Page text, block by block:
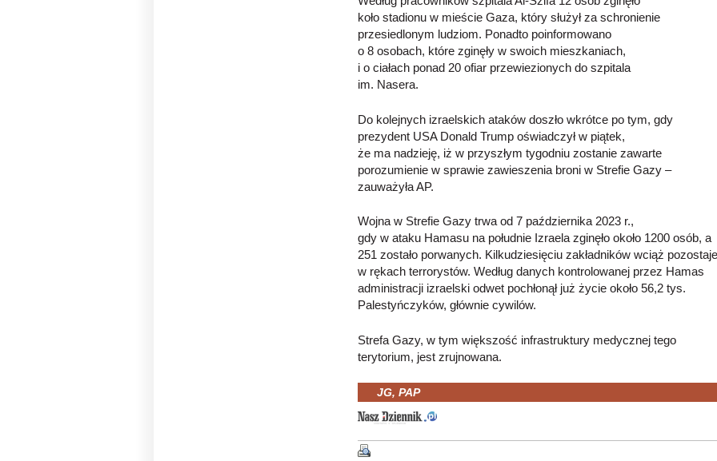
koło stadionu w mieście Gaza, który służył za schronienie
przesiedlonym ludziom. Ponadto poinformowano
o 8 osobach, które zginęły w swoich mieszkaniach,
i o ciałach ponad 20 ofiar przewiezionych do szpitala
im. Nasera.
Do kolejnych izraelskich ataków doszło wkrótce po tym, gdy
prezydent USA Donald Trump oświadczył w piątek,
że ma nadzieję, iż w przyszłym tygodniu zostanie zawarte
porozumienie w sprawie zawieszenia broni w Strefie Gazy –
zauważyła AP.
Wojna w Strefie Gazy trwa od 7 października 2023 r.,
gdy w ataku Hamasu na południe Izraela zginęło około 1200 osób, a
251 zostało porwanych. Kilkudziesięciu zakładników wciąż pozostaje
w rękach terrorystów. Według danych kontrolowanej przez Hamas
administracji izraelski odwet pochłonął już życie około 56,2 tys.
Palestyńczyków, głównie cywilów.
Strefa Gazy, w tym większość infrastruktury medycznej tego
terytorium, jest zrujnowana.
JG, PAP